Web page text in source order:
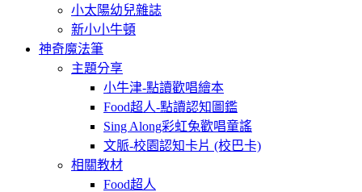
小太陽幼兒雜誌
新小小牛頓
神奇魔法筆
主題分享
小牛津-點讀歡唱繪本
Food超人-點讀認知圖鑑
Sing Along彩虹兔歡唱童謠
文脈-校園認知卡片 (校巴卡)
相關教材
Food超人